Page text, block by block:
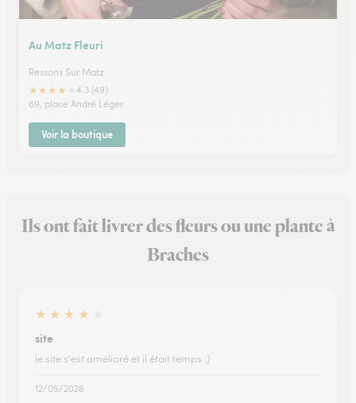
Au Matz Fleuri
Ressons Sur Matz
★★★★
4.3 (49)
69, place André Léger
Voir la boutique
Ils ont fait livrer des fleurs ou une plante à
Braches
★ ★ ★ ★
site
le site s'est amélioré et il était temps :)
12/05/2026